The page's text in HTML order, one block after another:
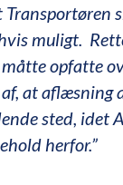
Transportøren
muligt.
opfatte
at aflæsning
sted, idet
herfor.”